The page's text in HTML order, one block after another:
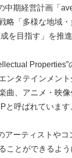
中期経営計画「
略「多様な地域・
を目指す」を推
Properties”
ンタテインメン
曲、アニメ・映
と呼ばれています
アーティストやコ
ことができるよ